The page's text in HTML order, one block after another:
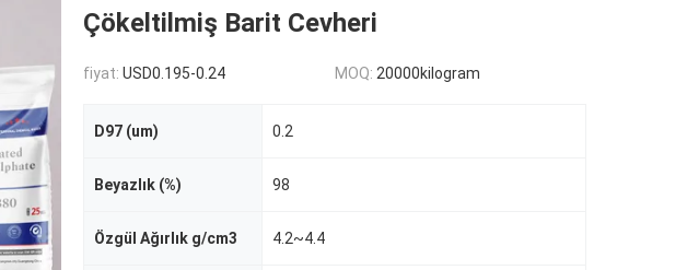
Çökeltilmiş Barit Cevheri
fiyat: USD0.195-0.24 MOQ: 20000kilogram
D97 (um) 0.2
Beyazlık (%) 98
Özgül Ağırlık g/cm3 4.2~4.4